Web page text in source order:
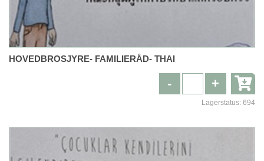
HOVEDBROSJYRE- FAMILIERÅD- THAI
+
-
Lagerstatus: 694